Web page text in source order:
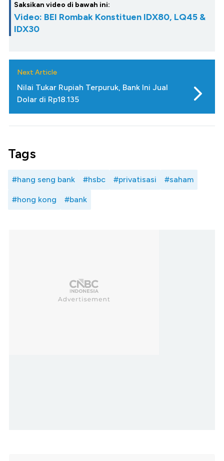
Saksikan video di bawah ini:
Video: BEI Rombak Konstituen IDX80, LQ45 &
IDX30
Next Article
Nilai Tukar Rupiah Terpuruk, Bank Ini Jual
Dolar di Rp18.135
Tags
#hang seng bank #hsbc #privatisasi #saham
#hong kong #bank